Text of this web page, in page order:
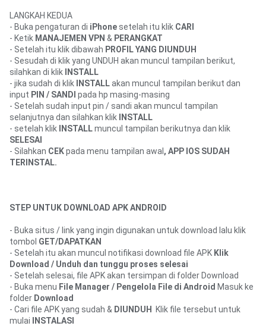
LANGKAH KEDUA
- Buka pengaturan di iPhone setelah itu klik CARI
- Ketik MANAJEMEN VPN & PERANGKAT
- Setelah itu klik dibawah PROFIL YANG DIUNDUH
- Sesudah di klik yang UNDUH akan muncul tampilan berikut,
silahkan di klik INSTALL
- jika sudah di klik INSTALL akan muncul tampilan berikut dan
input PIN / SANDI pada hp masing-masing
- Setelah sudah input pin / sandi akan muncul tampilan
selanjutnya dan silahkan klik INSTALL
- setelah klik INSTALL muncul tampilan berikutnya dan klik
SELESAI
- Silahkan CEK pada menu tampilan awal, APP IOS SUDAH
TERINSTAL.
STEP UNTUK DOWNLOAD APK ANDROID
- Buka situs / link yang ingin digunakan untuk download lalu klik
tombol GET/DAPATKAN
- Setelah itu akan muncul notifikasi download file APK Klik
Download / Unduh dan tunggu proses selesai
- Setelah selesai, file APK akan tersimpan di folder Download
- Buka menu File Manager / Pengelola File di Android Masuk ke
folder Download
- Cari file APK yang sudah & DIUNDUH Klik file tersebut untuk
mulai INSTALASI